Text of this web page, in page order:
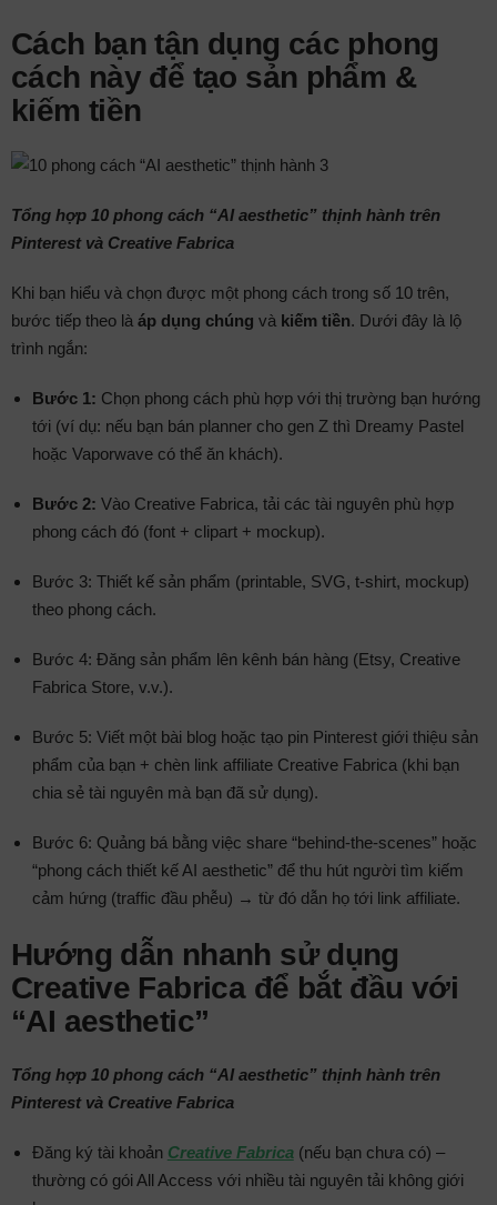
Cách bạn tận dụng các phong
cách này để tạo sản phẩm &
kiếm tiền
Tổng hợp 10 phong cách “AI aesthetic” thịnh hành trên
Pinterest và Creative Fabrica
Khi bạn hiểu và chọn được một phong cách trong số 10 trên,
bước tiếp theo là áp dụng chúng và kiếm tiền. Dưới đây là lộ
trình ngắn:
Bước 1: Chọn phong cách phù hợp với thị trường bạn hướng
tới (ví dụ: nếu bạn bán planner cho gen Z thì Dreamy Pastel
hoặc Vaporwave có thể ăn khách).
Bước 2: Vào Creative Fabrica, tải các tài nguyên phù hợp
phong cách đó (font + clipart + mockup).
Bước 3: Thiết kế sản phẩm (printable, SVG, t-shirt, mockup)
theo phong cách.
Bước 4: Đăng sản phẩm lên kênh bán hàng (Etsy, Creative
Fabrica Store, v.v.).
Bước 5: Viết một bài blog hoặc tạo pin Pinterest giới thiệu sản
phẩm của bạn + chèn link affiliate Creative Fabrica (khi bạn
chia sẻ tài nguyên mà bạn đã sử dụng).
Bước 6: Quảng bá bằng việc share “behind-the-scenes” hoặc
“phong cách thiết kế AI aesthetic” để thu hút người tìm kiếm
cảm hứng (traffic đầu phễu) → từ đó dẫn họ tới link affiliate.
Hướng dẫn nhanh sử dụng
Creative Fabrica để bắt đầu với
“AI aesthetic”
Tổng hợp 10 phong cách “AI aesthetic” thịnh hành trên
Pinterest và Creative Fabrica
Đăng ký tài khoản Creative Fabrica(nếu bạn chưa có) –
thường có gói All Access với nhiều tài nguyên tải không giới